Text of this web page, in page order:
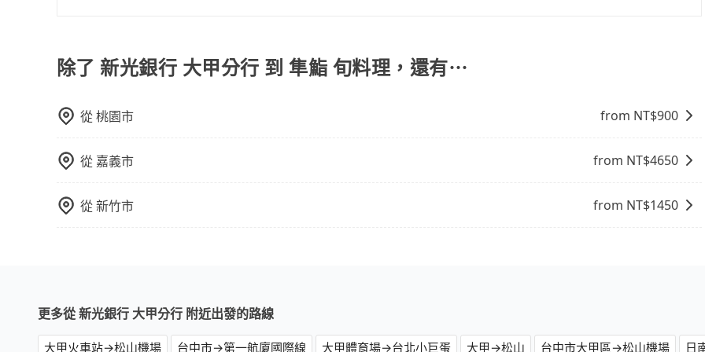
除了 新光銀行 大甲分行 到 隼鮨 旬料理，還有⋯
從桃園市 from NT$900
從 嘉義市 from NT$4650
從新竹市 from NT$1450
更多從 新光銀行 大甲分行 附近出發的路線
大甲火車站→松山機場 台中市→第一航廈國際線 大甲體育場→台北小巨蛋 大甲→松山 台中市大甲區→松山機場 日